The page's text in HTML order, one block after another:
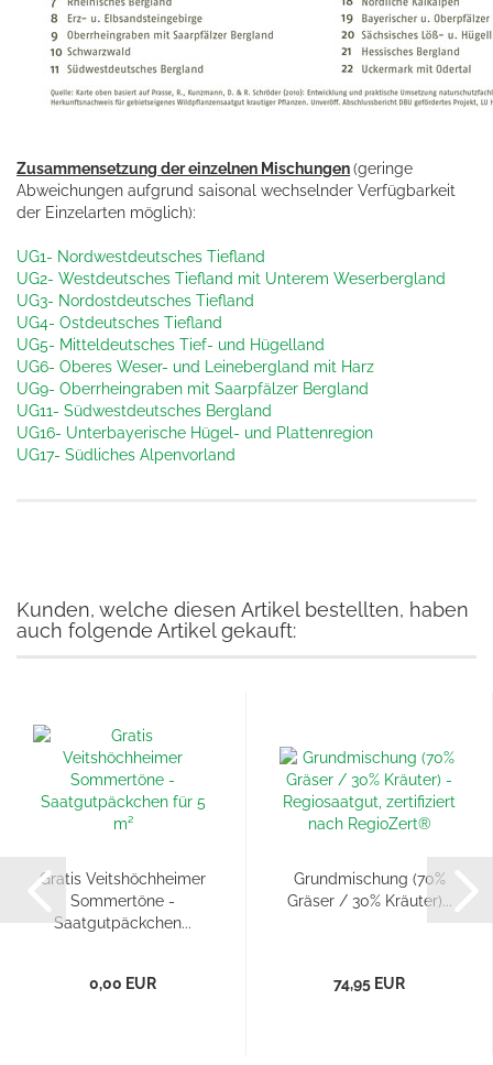
Zusammensetzung der einzelnen Mischungen(geringe
Abweichungen aufgrund saisonal wechselnder Verfügbarkeit
der Einzelarten möglich):
UG1- Nordwestdeutsches Tiefland
UG2- Westdeutsches Tiefland mit Unterem Weserbergland
UG3- Nordostdeutsches Tiefland
UG4- Ostdeutsches Tiefland
UG5- Mitteldeutsches Tief- und Hügelland
UG6- Oberes Weser- und Leinebergland mit Harz
UG9- Oberrheingraben mit Saarpfälzer Bergland
UG11- Südwestdeutsches Bergland
UG16- Unterbayerische Hügel- und Plattenregion
UG17- Südliches Alpenvorland
Kunden, welche diesen Artikel bestellten, haben
auch folgende Artikel gekauft:
Gratis Veitshöchheimer
Sommertöne -
Saatgutpäckchen...
0,00 EUR
Grundmischung (70%
Gräser / 30% Kräuter)...
74,95 EUR